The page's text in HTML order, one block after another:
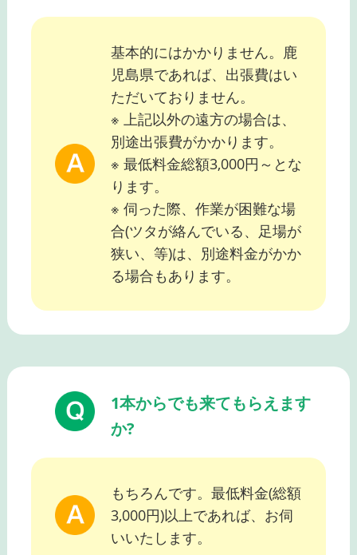
基本的にはかかりません。鹿
児島県であれば、出張費はい
ただいておりません。
※ 上記以外の遠方の場合は、
別途出張費がかかります。
※ 最低料金総額3,000円～とな
ります。
※ 伺った際、作業が困難な場
合(ツタが絡んでいる、足場が
狭い、等)は、別途料金がかか
る場合もあります。
1本からでも来てもらえます
か?
もちろんです。最低料金(総額
3,000円)以上であれば、お伺
いいたします。